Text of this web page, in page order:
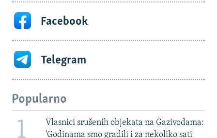
Facebook
Telegram
Popularno
1
Vlasnici srušenih objekata na Gazivodama:
'Godinama smo gradili i za nekoliko sati